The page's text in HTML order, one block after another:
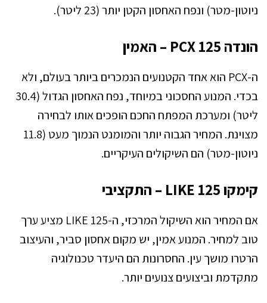
ניוטון-מטר) ונפח האחסון הקטן יותר (23 ליטר).
הונדה PCX 125 – האמין
ה-PCX הוא אחד הקטנועים הנמכרים ביותר בעולם, ולא
בכדי. המנוע החסכוני במיוחד, נפח האחסון הגדול (30.4
ליטר) ומערכת המפתח החכם הופכים אותו לבחירה
מצוינת. המחיר הגבוה יותר והמומנט הנמוך מעט (11.8
ניוטון-מטר) הם השיקולים העיקריים.
קימקו LIKE 125 – התקציבי
אם המחיר הוא השיקול המרכזי, ה-LIKE 125 מציע ערך
טוב למחיר. המנוע אמין, יש מקום אחסון סביר, והעיצוב
הרטרו מושך עין. החסרונות הם היעדר טכנולוגיה
מתקדמת וביצועים צנועים יותר.